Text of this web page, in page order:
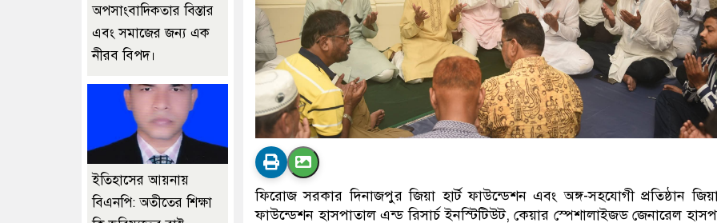
ফিরোজ সরকার দিনাজপুর জিয়া হার্ট ফাউন্ডেশন এবং অঙ্গ-সহযোগী প্রতিষ্ঠান জিয়া
ফাউন্ডেশন হাসপাতাল এন্ড রিসার্চ ইনস্টিটিউট, কেয়ার স্পেশালাইজড জেনারেল
অপসাংবাদিকতার বিস্তার
এবং সমাজের জন্য এক
নীরব বিপদ।
ইতিহাসের আয়নায়
বিএনপি: অতীতের শিক্ষা